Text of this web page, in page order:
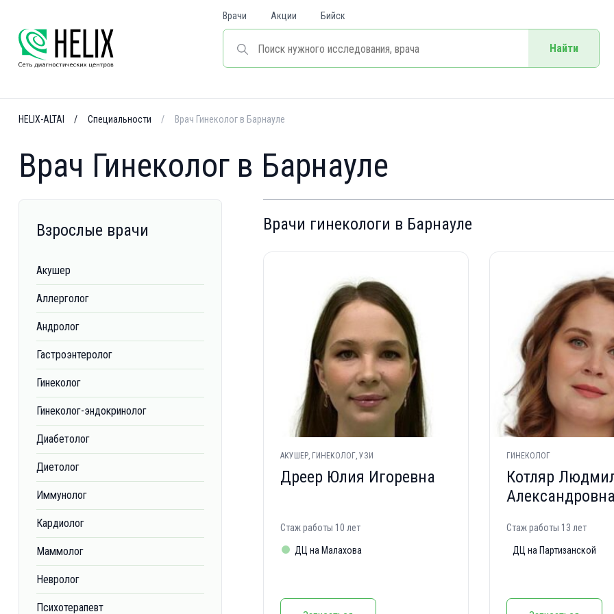
Врачи Акции Бийск
Найти
HELIX-ALTAI Специальности Врач Гинеколог в Барнауле
Врач Гинеколог в Барнауле
Взрослые врачи
Акушер
Аллерголог
Андролог
Гастроэнтеролог
Гинеколог
Гинеколог-эндокринолог
Диабетолог
Диетолог
Иммунолог
Кардиолог
Маммолог
Невролог
Психотерапевт
Врачи гинекологи в Барнауле
АКУШЕР, ГИНЕКОЛОГ, УЗИ
Дреер Юлия Игоревна
Стаж работы 10 лет
ДЦ на Малахова
ГИНЕКОЛОГ
Котляр
Стаж работы 13 лет
ДЦ на Партизанской